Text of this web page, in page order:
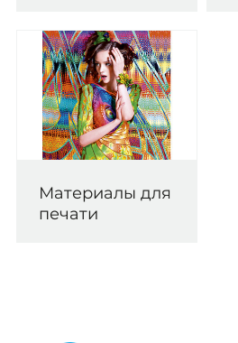
Материалы для
печати